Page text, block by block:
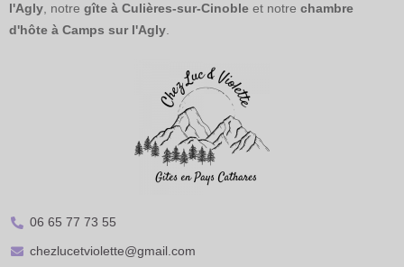
l'Agly , notre gîte à Culières-sur-Cinoble et notre chambre
d'hôte à Camps sur l'Agly
06 65 77 73 55
chezlucetviolette@gmail.com